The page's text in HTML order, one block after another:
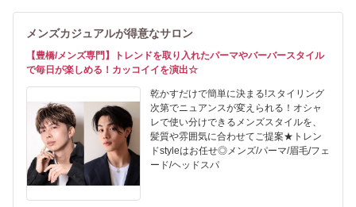
メンズカジュアルが得意なサロン
【豊橋/メンズ専門】トレンドを取り入れたパーマやバーバースタイル
で毎日が楽しめる！カッコイイを演出☆
乾かすだけで簡単に決まる!スタイリング
次第でニュアンスが変えられる！オシャ
レで使い分けできるメンズスタイルを、
髪質や雰囲気に合わせてご提案★トレン
ドstyleはお任せ◎メンズ/パーマ/眉毛/フェ
ード/ヘッドスパ